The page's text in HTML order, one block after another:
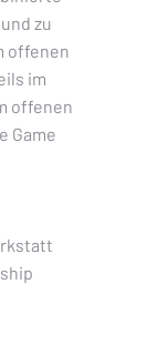
zu
offenen
im
offenen
Game